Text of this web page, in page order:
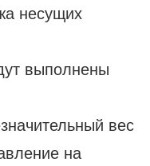
несущих
выполнены
вес
на